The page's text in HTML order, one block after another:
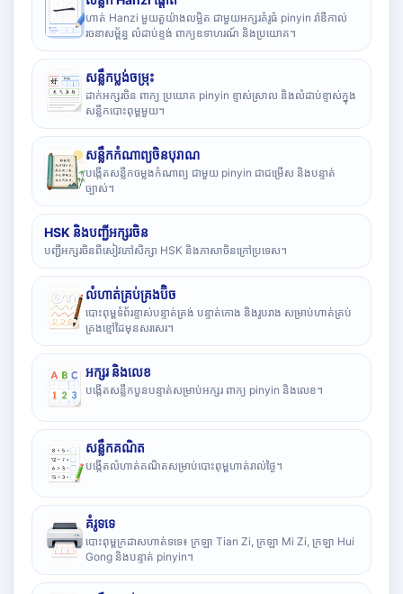
ហាត់ Hanzi មួយតួយ៉ាងលម្អិត ជាមួយអក្សរគំរូធំ pinyin រ៉ាឌីកាល់
រចនាសម្ព័ន្ធ លំដាប់ខ្ទង់ ពាក្យឧទាហរណ៍ និងប្រយោគ។
សន្លឹកប្លង់ចម្រុះ
ដាក់អក្សរចិន ពាក្យ ប្រយោគ pinyin ខ្ទាស់ស្រាល និងលំដាប់ខ្ទាស់ក្នុង
សន្លឹកបោះពុម្ពមួយ។
សន្លឹកកំណាព្យចិនបុរាណ
បង្កើតសន្លឹកចម្លងកំណាព្យ ជាមួយ pinyin ជាជម្រើស និងបន្ទាត់
ច្បាស់។
HSK និងបញ្ជីអក្សរចិន
បញ្ជីអក្សរចិនពីសៀវភៅសិក្សា HSK និងភាសាចិនក្រៅប្រទេស។
លំហាត់គ្រប់គ្រងប៊ិច
បោះពុម្ពទំព័រខ្ទាស់បន្ទាត់ត្រង់ បន្ទាត់កោង និងរូបរាង សម្រាប់ហាត់គ្រប់
គ្រងខ្មៅដៃមុនសរសេរ។
អក្សរ និងលេខ
បង្កើតសន្លឹកបួនបន្ទាត់សម្រាប់អក្សរ ពាក្យ pinyin និងលេខ។
សន្លឹកគណិត
បង្កើតលំហាត់គណិតសម្រាប់បោះពុម្ពហាត់រាល់ថ្ងៃ។
គំរូទទេ
បោះពុម្ពក្រដាសហាត់ទទេ៖ ក្រឡា Tian Zi, ក្រឡា Mi Zi, ក្រឡា Hui
Gong និងបន្ទាត់ pinyin។